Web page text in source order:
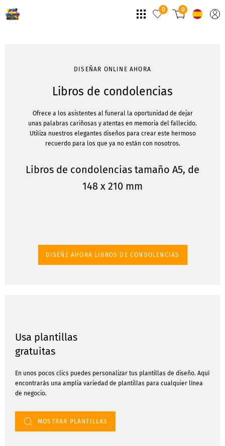
0 0
DISEÑAR ONLINE AHORA
Libros de condolencias
Ofrece a los asistentes al funeral la oportunidad de dejar
unas palabras cariñosas y atentas en memoria del fallecido.
Utiliza nuestros elegantes diseños para crear este hermoso
recuerdo para los que ya no están con nosotros.
Libros de condolencias tamaño A5, de
148 x 210 mm
DISEÑE AHORA LIBROS DE CONDOLENCIAS
Usa plantillas
gratuitas
En unos pocos clics puedes personalizar tus plantillas de diseño. Aquí
encontrarás una amplia variedad de plantillas para cualquier línea
de negocio.
MOSTRAR PLANTILLAS